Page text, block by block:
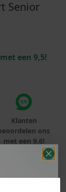
Senior
een 9,5!
Klanten
ons
met een 9,6!